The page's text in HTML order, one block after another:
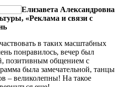
Елизавета Александровна
«Реклама и связи с
в таких масштабных
понравилось, вечер был
позитивным общением с
была замечательной, танцы
– великолепны! На такое